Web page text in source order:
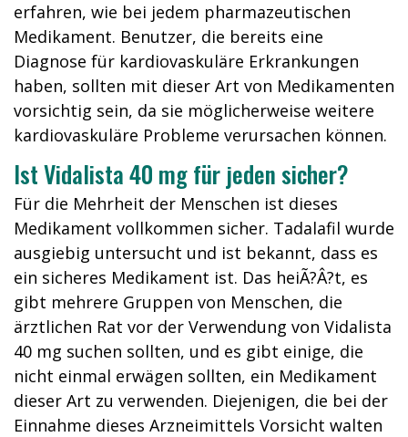
erfahren, wie bei jedem pharmazeutischen
Medikament. Benutzer, die bereits eine
Diagnose für kardiovaskuläre Erkrankungen
haben, sollten mit dieser Art von Medikamenten
vorsichtig sein, da sie möglicherweise weitere
kardiovaskuläre Probleme verursachen können.
Ist Vidalista 40 mg für jeden sicher?
Für die Mehrheit der Menschen ist dieses
Medikament vollkommen sicher. Tadalafil wurde
ausgiebig untersucht und ist bekannt, dass es
ein sicheres Medikament ist. Das heiÃ?Â?t, es
gibt mehrere Gruppen von Menschen, die
ärztlichen Rat vor der Verwendung von Vidalista
40 mg suchen sollten, und es gibt einige, die
nicht einmal erwägen sollten, ein Medikament
dieser Art zu verwenden. Diejenigen, die bei der
Einnahme dieses Arzneimittels Vorsicht walten